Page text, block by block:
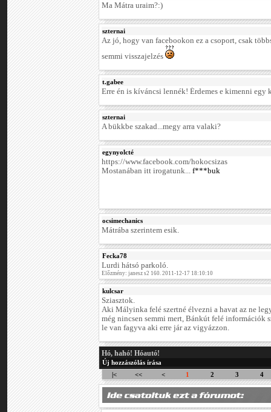
Ma Mátra uraim?:)
szternai
Az jó, hogy van facebookon ez a csoport, csak
semmi visszajelzés
t.gabee
Erre én is kíváncsi lennék! Érdemes e kimenni egy
szternai
A bükkbe szakad...megy arra valaki?
egynyolcté
https://www.facebook.com/hokocsizas
Mostanában itt irogatunk... f***buk
ocsimechanics
Mátrába szerintem esik.
Fecka78
Lurdi hátsó parkoló.
Előzmény: janesz s2 160. 2011-12-17 18:10:10
kulcsar
Sziasztok.
Aki Mályinka felé szertné élvezni a havat az ne
még nincsen semmi mert, Bánkút felé információk
le van fagyva aki erre jár az vigyázzon.
Hó, hahó! Hóautó!
Új hozzászólás írása
|<
<< < 1 2 3 4